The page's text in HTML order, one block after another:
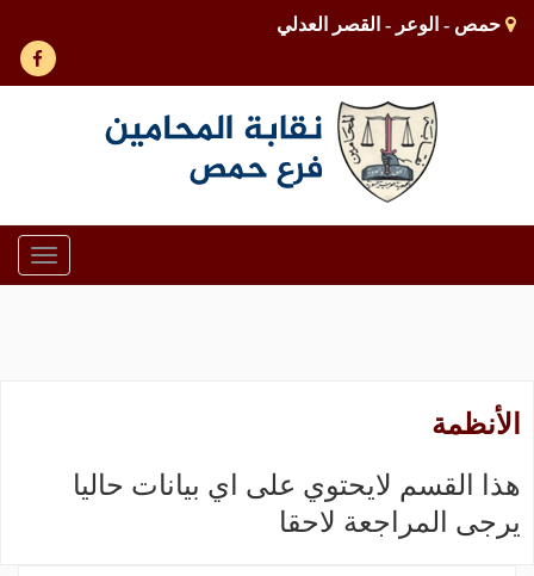
حمص - الوعر - القصر العدلي
الأنظمة
هذا القسم لايحتوي على اي بيانات حاليا
يرجى المراجعة لاحقا